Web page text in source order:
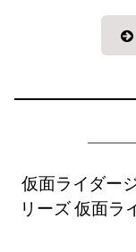
仮面ライダー
リーズ 仮面ラ